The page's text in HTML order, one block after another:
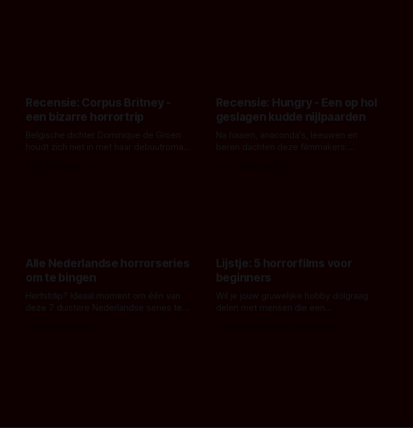
Recensie: Corpus Britney -
een bizarre horrortrip
Belgische dichter Dominique de Groen
houdt zich niet in met haar debuutroman.
Recensie: Hungry - Een op hol
geslagen kudde nijlpaarden
Na haaien, anaconda's, leeuwen en
beren dachten deze filmmakers:
Alle Nederlandse horrorseries
om te bingen
Herfstdip? Ideaal moment om één van
deze 7 duistere Nederlandse series te
Lijstje: 5 horrorfilms voor
beginners
Wil je jouw gruwelijke hobby dolgraag
delen met mensen die een